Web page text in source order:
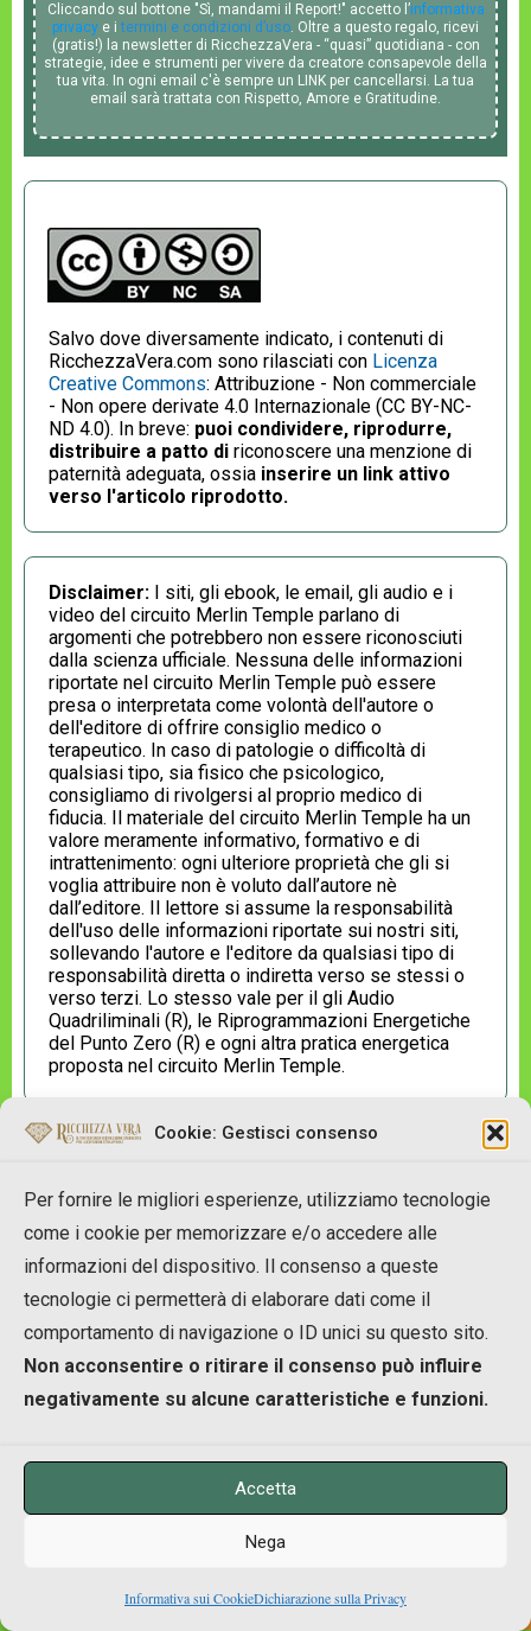
Cookie: Gestisci consenso
Per fornire le migliori esperienze, utilizziamo tecnologie
come i cookie per memorizzare e/o accedere alle
informazioni del dispositivo. Il consenso a queste
tecnologie ci permetterà di elaborare dati come il
comportamento di navigazione o ID unici su questo sito.
Non acconsentire o ritirare il consenso può influire
negativamente su alcune caratteristiche e funzioni.
Accetta
Nega
Informativa sui CookieDichiarazione sulla Privacy
Cliccando sul bottone "Sì, mandami il Report!" accetto l’informativa
privacy e itermini e condizioni d’uso. Oltre a questo regalo, ricevi
(gratis!) la newsletter di RicchezzaVera - “quasi” quotidiana - con
strategie, idee e strumenti per vivere da creatore consapevole della
tua vita. In ogni email c'è sempre un LINK per cancellarsi. La tua
email sarà trattata con Rispetto, Amore e Gratitudine.
Salvo dove diversamente indicato, i contenuti di
RicchezzaVera.com sono rilasciati con Licenza
Creative Commons: Attribuzione - Non commerciale
- Non opere derivate 4.0 Internazionale (CC BY-NC-
ND 4.0). In breve: puoi condividere, riprodurre,
distribuire a patto di riconoscere una menzione di
paternità adeguata, ossia inserire un link attivo
verso l'articolo riprodotto.
Disclaimer: I siti, gli ebook, le email, gli audio e i
video del circuito Merlin Temple parlano di
argomenti che potrebbero non essere riconosciuti
dalla scienza ufficiale. Nessuna delle informazioni
riportate nel circuito Merlin Temple può essere
presa o interpretata come volontà dell'autore o
dell'editore di offrire consiglio medico o
terapeutico. In caso di patologie o difficoltà di
qualsiasi tipo, sia fisico che psicologico,
consigliamo di rivolgersi al proprio medico di
fiducia. Il materiale del circuito Merlin Temple ha un
valore meramente informativo, formativo e di
intrattenimento: ogni ulteriore proprietà che gli si
voglia attribuire non è voluto dall’autore nè
dall’editore. Il lettore si assume la responsabilità
dell'uso delle informazioni riportate sui nostri siti,
sollevando l'autore e l'editore da qualsiasi tipo di
responsabilità diretta o indiretta verso se stessi o
verso terzi. Lo stesso vale per il gli Audio
Quadriliminali (R), le Riprogrammazioni Energetiche
del Punto Zero (R) e ogni altra pratica energetica
proposta nel circuito Merlin Temple.
suo”
Grazie 1000, il tuo sostegno è importante…
ecommentare gli articoli del blog è una delle
cose che ci è più utile in assoluto, perchè mi
dà una direzione da seguire: comprendendo cosa
piace e cosa non piace a te e agli altri lettori di
Ricchezza Vera.
indicazione molto importante, anche per gli
, per aiutarli a comprendere che non
sono da soli in questo viaggio.
Quindi… Se ti è piaciuto questo articolo, se hai
tuo commento qui in basso, perchè è sempre